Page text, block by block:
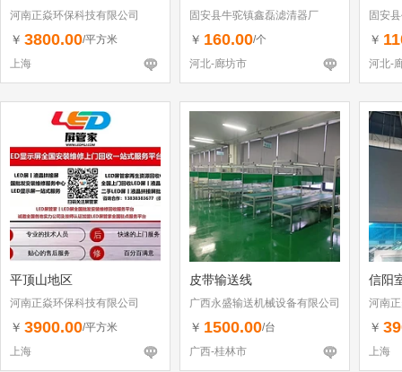
河南正焱环保科技有限公司
￥ 3800.00/平方米
上海
固安县牛驼镇鑫磊滤清器厂
￥ 160.00/个
河北-廊坊市
固安
￥
河北-
平顶山地区
河南正焱环保科技有限公司
￥ 3900.00/平方米
上海
皮带输送线
广西永盛输送机械设备有限公司
￥ 1500.00/台
广西-桂林市
信阳
河南
￥
上海